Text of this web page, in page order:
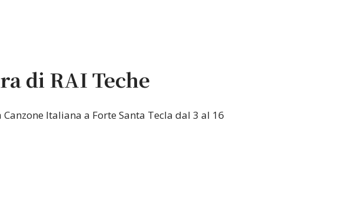
di RAI Teche
Italiana a Forte Santa Tecla dal 3 al 16